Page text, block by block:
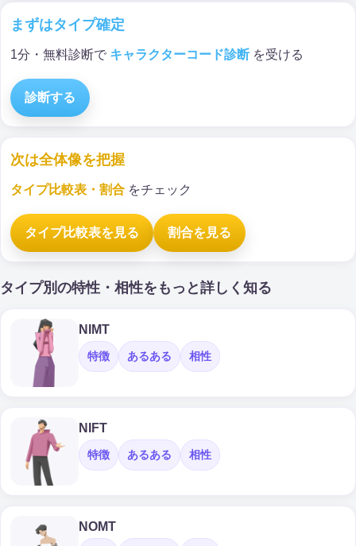
まずはタイプ確定
1分・無料診断で キャラクターコード診断 を受ける
診断する
次は全体像を把握
タイプ比較表・割合 をチェック
タイプ比較表を見る 割合を見る
タイプ別の特性・相性をもっと詳しく知る
NIMT
特徴 あるある 相性
NIFT
特徴 あるある 相性
NOMT